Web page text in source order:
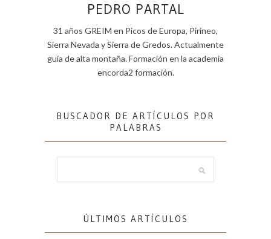
PEDRO PARTAL
31 años GREIM en Picos de Europa, Pirineo,
Sierra Nevada y Sierra de Gredos. Actualmente
guía de alta montaña. Formación en la academia
encorda2 formación.
BUSCADOR DE ARTÍCULOS POR
PALABRAS
ÚLTIMOS ARTÍCULOS